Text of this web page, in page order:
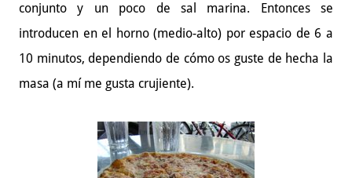
conjunto y un poco de sal marina. Entonces se
introducen en el horno (medio-alto) por espacio de 6 a
10 minutos, dependiendo de cómo os guste de hecha la
masa (a mí me gusta crujiente).